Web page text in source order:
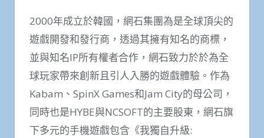
2000年成立於韓國，網石集團為是全球頂尖的
遊戲開發和發行商，透過其擁有知名的商標，
並與知名IP所有權者合作，網石致力於於為全
球玩家帶來創新且引人入勝的遊戲體驗。作為
Kabam、SpinX Games和Jam City的母公司，
同時也是HYBE與NCSOFT的主要股東，網石旗
下多元的手機遊戲包含《我獨自升級: